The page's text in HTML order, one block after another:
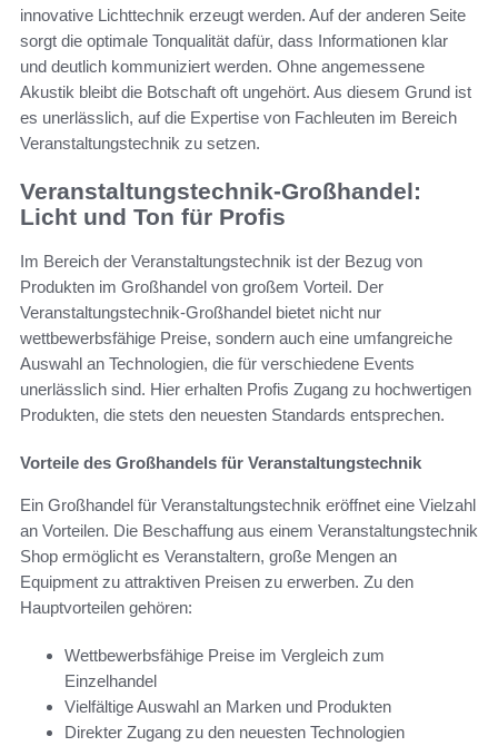
innovative Lichttechnik erzeugt werden. Auf der anderen Seite
sorgt die optimale Tonqualität dafür, dass Informationen klar
und deutlich kommuniziert werden. Ohne angemessene
Akustik bleibt die Botschaft oft ungehört. Aus diesem Grund ist
es unerlässlich, auf die Expertise von Fachleuten im Bereich
Veranstaltungstechnik zu setzen.
Veranstaltungstechnik-Großhandel:
Licht und Ton für Profis
Im Bereich der Veranstaltungstechnik ist der Bezug von
Produkten im Großhandel von großem Vorteil. Der
Veranstaltungstechnik-Großhandel bietet nicht nur
wettbewerbsfähige Preise, sondern auch eine umfangreiche
Auswahl an Technologien, die für verschiedene Events
unerlässlich sind. Hier erhalten Profis Zugang zu hochwertigen
Produkten, die stets den neuesten Standards entsprechen.
Vorteile des Großhandels für Veranstaltungstechnik
Ein Großhandel für Veranstaltungstechnik eröffnet eine Vielzahl
an Vorteilen. Die Beschaffung aus einem Veranstaltungstechnik
Shop ermöglicht es Veranstaltern, große Mengen an
Equipment zu attraktiven Preisen zu erwerben. Zu den
Hauptvorteilen gehören:
Wettbewerbsfähige Preise im Vergleich zum
Einzelhandel
Vielfältige Auswahl an Marken und Produkten
Direkter Zugang zu den neuesten Technologien